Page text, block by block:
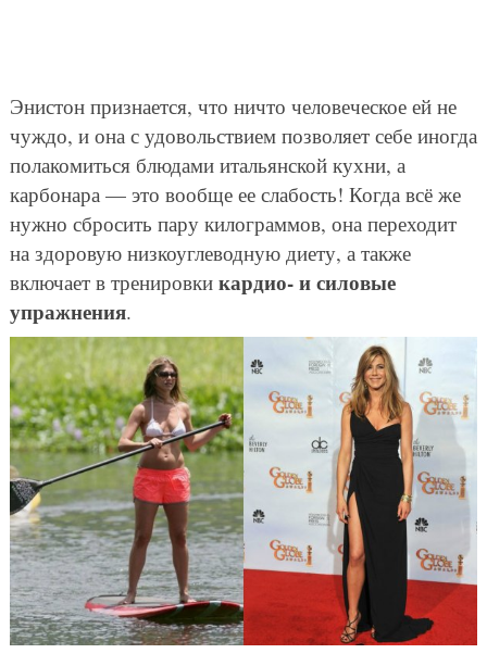
Энистон признается, что ничто человеческое ей не
чуждо, и она с удовольствием позволяет себе иногда
полакомиться блюдами итальянской кухни, а
карбонара — это вообще ее слабость! Когда всё же
нужно сбросить пару килограммов, она переходит
на здоровую низкоуглеводную диету, а также
включает в тренировки кардио- и силовые
упражнения.